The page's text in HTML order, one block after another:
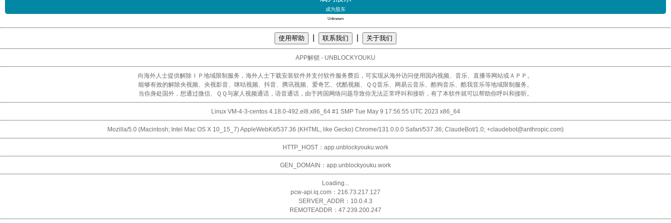
成为股东
Unknown
使用帮助 联系我们 关于我们
APP解锁 - UNBLOCKYOUKU
向海外人士提供解除ＩＰ地域限制服务，海外人士下载安装软件并支付软件服务费后，可实现从海外访问使用国内视频、音乐、直播等网站或ＡＰＰ。
能够有效的解除央视频、央视影音、咪咕视频、抖音、腾讯视频、爱奇艺、优酷视频、ＱＱ音乐、网易云音乐、酷狗音乐、酷我音乐等地域限制服务。
当你身处国外，想通过微信、ＱＱ与家人视频通话，语音通话，由于跨国网络问题导致你无法正常呼叫和接听，有了本软件就可以帮助你呼叫和接听。
Linux VM-4-3-centos 4.18.0-492.el8.x86_64 #1 SMP Tue May 9 17:56:55 UTC 2023 x86_64
Mozilla/5.0 (Macintosh; Intel Mac OS X 10_15_7) AppleWebKit/537.36 (KHTML, like Gecko) Chrome/131.0.0.0 Safari/537.36; ClaudeBot/1.0; +claudebot@anthropic.com)
HTTP_HOST：app.unblockyouku.work
GEN_DOMAIN：app.unblockyouku.work
Loading...
pcw-api.iq.com：216.73.217.127
SERVER_ADDR：10.0.4.3
REMOTEADDR：47.239.200.247